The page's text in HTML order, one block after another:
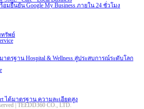
มยืนยัน Google My Business ภายใน 24 ชั่วโมง
ทรัพย์
าตรฐาน Hospital & Wellness สู่ประสบการณ์ระดับโลก
ได้มาตรฐาน ความละเอียดสูง
| TEEDD360 CO., LTD.